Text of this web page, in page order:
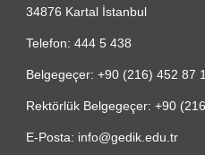
34876 Kartal İstanbul
Telefon: 444 5 438
Belgegeçer: +90 (216) 452 87
Rektörlük Belgegeçer: +90
E-Posta: info@gedik.edu.tr